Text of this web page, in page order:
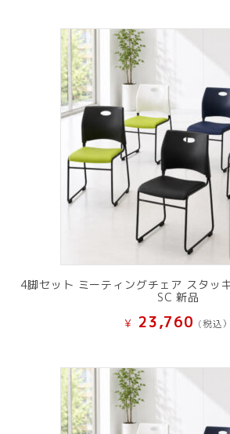
4脚セット ミーティングチェア スタッ
SC 新品
¥ 23,760 (税込）